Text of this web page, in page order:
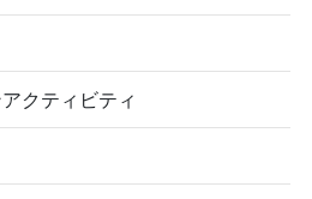
クティビティ